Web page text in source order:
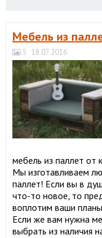
Мебель из
5 18.07.2016
мебель из паллет от
Мы изготавливаем
паллет! Если вы в
что-то новое, то
воплотим ваши
Если же вам нужна
выбрать из наличия